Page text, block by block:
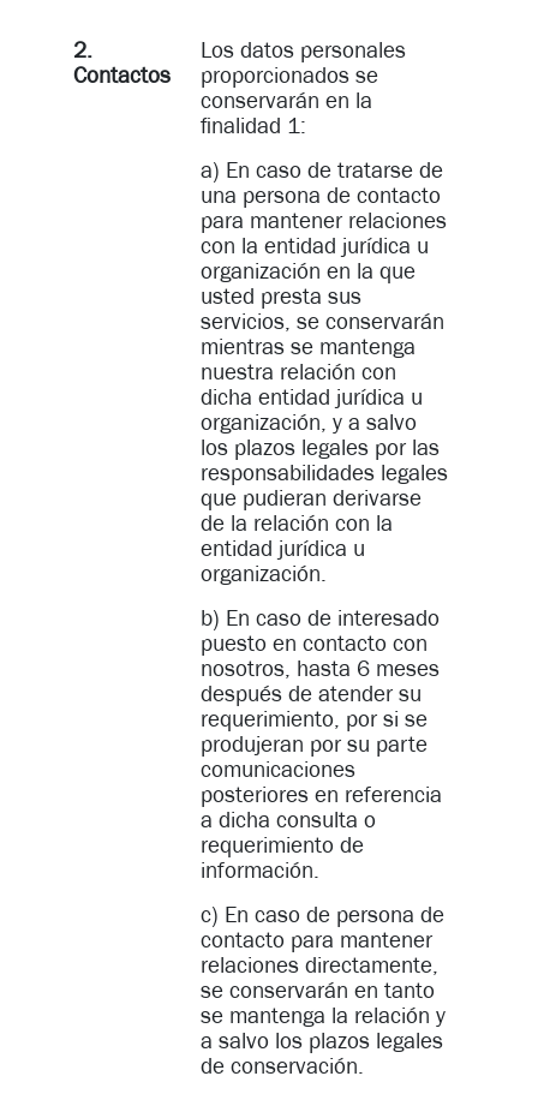
2.
Contactos
Los datos personales
proporcionados se
conservarán en la
finalidad 1:
a) En caso de tratarse de
una persona de contacto
para mantener relaciones
con la entidad jurídica u
organización en la que
usted presta sus
servicios, se conservarán
mientras se mantenga
nuestra relación con
dicha entidad jurídica u
organización, y a salvo
los plazos legales por las
responsabilidades legales
que pudieran derivarse
de la relación con la
entidad jurídica u
organización.
b) En caso de interesado
puesto en contacto con
nosotros, hasta 6 meses
después de atender su
requerimiento, por si se
produjeran por su parte
comunicaciones
posteriores en referencia
a dicha consulta o
requerimiento de
información.
c) En caso de persona de
contacto para mantener
relaciones directamente,
se conservarán en tanto
se mantenga la relación y
a salvo los plazos legales
de conservación.